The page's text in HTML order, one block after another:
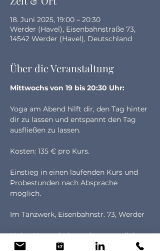
18. Juni 2025, 19:00 – 20:30
Werder (Havel), Eisenbahnstraße 73,
14542 Werder (Havel), Deutschland
Über die Veranstaltung
Mittwochs von 19 bis 20:30 Uhr:
Yoga am Abend hilft dir, den Tag hinter
dir zu lassen und entspannt den Tag
ausfließen zu lassen.
Kosten: 135 € pro Kurs.
Einstieg in einen laufenden Kurs und
Probestunden nach Absprache
möglich.
Im Tanzwerk, Eisenbahnstr. 73, Werder
Meine Kurse sind von den gesetzlichen
Krankenkassen als Präventionskurs